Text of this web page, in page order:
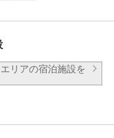
リアの宿泊施設を